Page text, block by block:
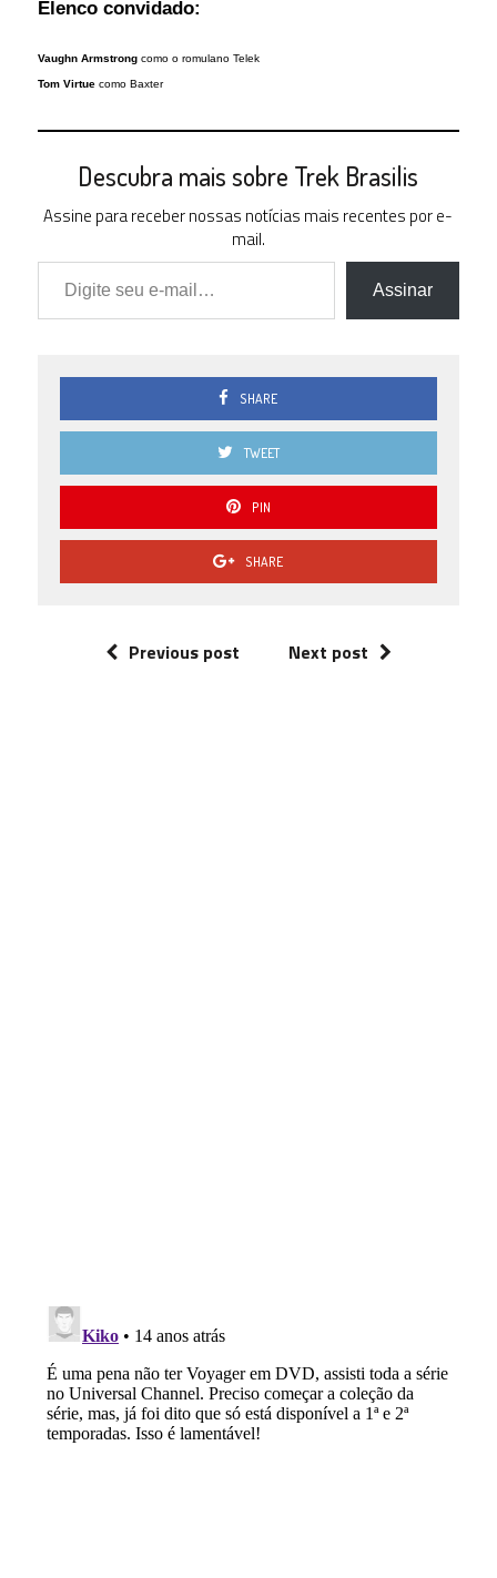
Elenco convidado:
Vaughn Armstrongcomo o romulano Telek
Tom Virtuecomo Baxter
Descubra mais sobre Trek Brasilis
Assine para receber nossas notícias mais recentes por e-
mail.
Digite seu e-mail…
Assinar
SHARE
TWEET
PIN
SHARE
Previous post Next post